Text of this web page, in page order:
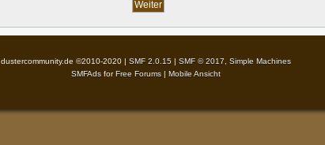
dustercommunity.de ©2010-2020 | SMF 2.0.15 | SMF © 2017
Simple Machines
SMFAds forFree Forums | Mobile Ansicht